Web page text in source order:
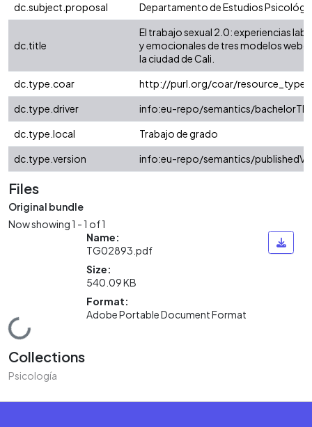
dc.subject.proposal
Departamento de Estudios
dc.title
El trabajo sexual 2.0: experiencias
y emocionales de tres modelos
la ciudad de Cali.
dc.type.coar
http://purl.org/coar/resource_type/
dc.type.driver
info:eu-repo/semantics/
dc.type.local
Trabajo de grado
dc.type.version
info:eu-repo/semantics/
Files
Original bundle
Now showing1 - 1 of 1
Loading...
Name:
TG02893.pdf
Size:
540.09 KB
Format:
Adobe Portable Document Format
Collections
Psicología